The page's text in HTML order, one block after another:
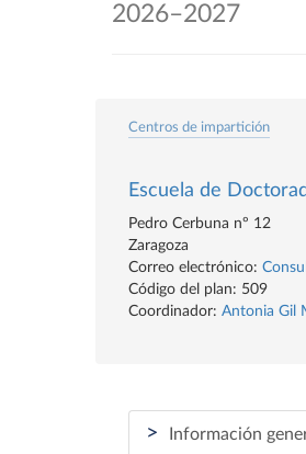
2026–2027
Centros de impartición
Escuela de
Pedro Cerbuna nº 12
Zaragoza
Correo electrónico:
Código del plan: 509
Coordinador: Antonia Gil
> Información